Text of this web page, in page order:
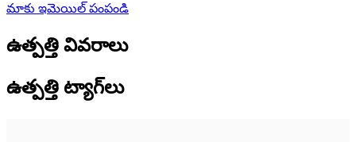
మాకు ఇమెయిల్ పంపండి
ఉత్పత్తి వివరాలు
ఉత్పత్తి ట్యాగ్‌లు